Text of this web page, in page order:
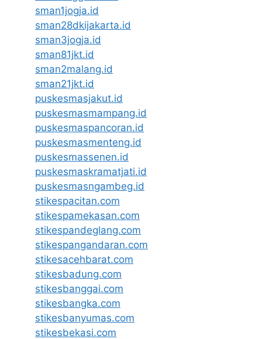
sman1jogja.id
sman28dkijakarta.id
sman3jogja.id
sman81jkt.id
sman2malang.id
sman21jkt.id
puskesmasjakut.id
puskesmasmampang.id
puskesmaspancoran.id
puskesmasmenteng.id
puskesmassenen.id
puskesmaskramatjati.id
puskesmasngambeg.id
stikespacitan.com
stikespamekasan.com
stikespandeglang.com
stikespangandaran.com
stikesacehbarat.com
stikesbadung.com
stikesbanggai.com
stikesbangka.com
stikesbanyumas.com
stikesbekasi.com